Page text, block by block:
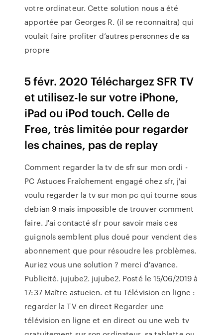
votre ordinateur. Cette solution nous a été
apportée par Georges R. (il se reconnaitra) qui
voulait faire profiter d’autres personnes de sa
propre
5 févr. 2020 Téléchargez SFR TV
et utilisez-le sur votre iPhone,
iPad ou iPod touch. Celle de
Free, très limitée pour regarder
les chaines, pas de replay
Comment regarder la tv de sfr sur mon ordi -
PC Astuces Fraîchement engagé chez sfr, j'ai
voulu regarder la tv sur mon pc qui tourne sous
debian 9 mais impossible de trouver comment
faire. J'ai contacté sfr pour savoir mais ces
guignols semblent plus doué pour vendent des
abonnement que pour résoudre les problèmes.
Auriez vous une solution ? merci d'avance.
Publicité. jujube2. jujube2. Posté le 15/06/2019 à
17:37 Maître astucien. et tu Télévision en ligne :
regarder la TV en direct Regarder une
télévision en ligne et en direct ou une web tv